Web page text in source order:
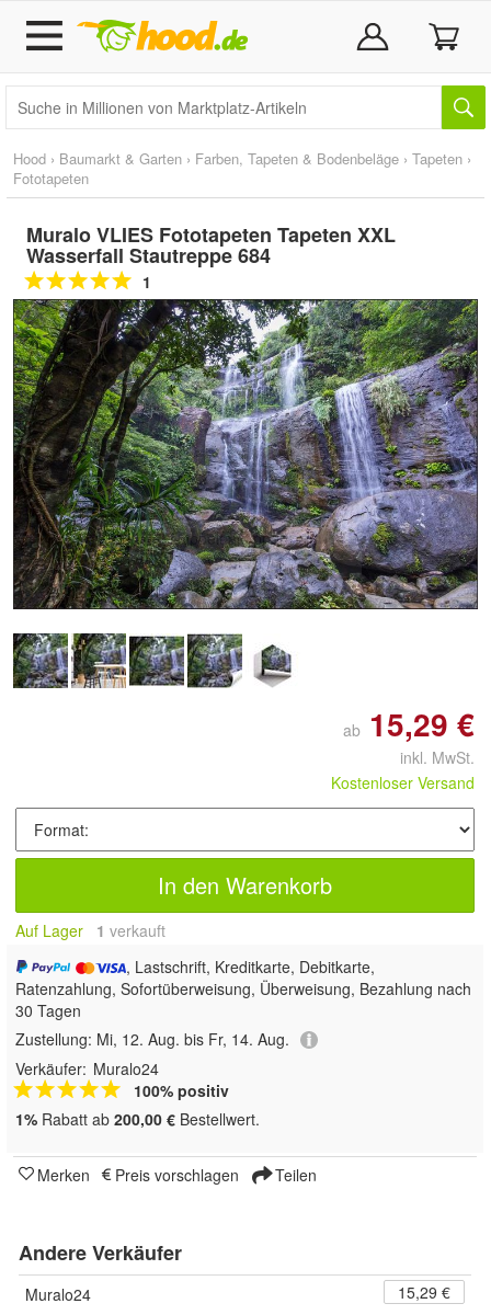
Hood › Baumarkt & Garten › Farben, Tapeten & Bodenbeläge › Tapeten ›
Fototapeten
Muralo VLIES Fototapeten Tapeten XXL
Wasserfall Stautreppe 684
1
Doppelt antippen zum
vergrößern
ab 15,29 €
inkl. MwSt.
Kostenloser Versand
In den Warenkorb
Auf Lager 1 verkauft
, Lastschrift, Kreditkarte, Debitkarte,
Ratenzahlung, Sofortüberweisung, Überweisung, Bezahlung nach
30 Tagen
Zustellung: Mi, 12. Aug. bis Fr, 14. Aug.
Verkäufer: Muralo24
100% positiv
1% Rabatt ab 200,00 € Bestellwert.
Merken Preis vorschlagen Teilen
Andere Verkäufer
Muralo24
15,29 €